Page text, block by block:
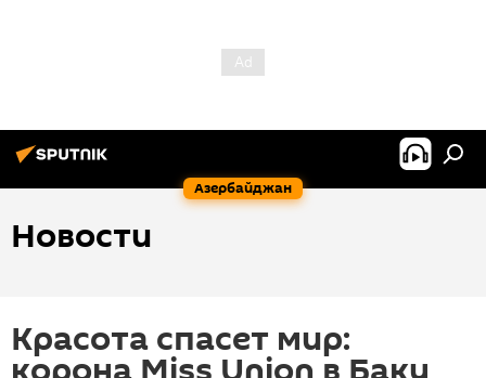
Азербайджан
Новости
Красота спасет мир: